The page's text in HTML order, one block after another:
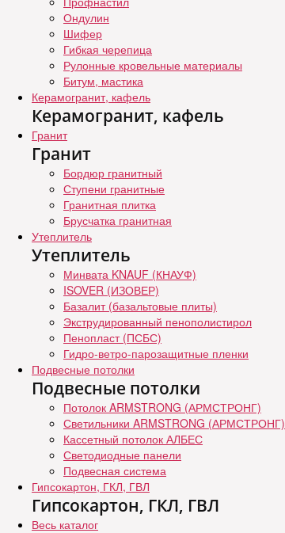
Ондулин
Шифер
Гибкая черепица
Рулонные кровельные материалы
Битум, мастика
Керамогранит, кафель
Керамогранит, кафель
Гранит
Гранит
Бордюр гранитный
Ступени гранитные
Гранитная плитка
Брусчатка гранитная
Утеплитель
Утеплитель
Минвата KNAUF (КНАУФ)
ISOVER (ИЗОВЕР)
Базалит (базальтовые плиты)
Экструдированный пенополистирол
Пенопласт (ПСБС)
Гидро-ветро-парозащитные пленки
Подвесные потолки
Подвесные потолки
Потолок ARMSTRONG (АРМСТРОНГ)
Светильники ARMSTRONG (АРМСТРОНГ)
Кассетный потолок АЛБЕС
Светодиодные панели
Подвесная система
Гипсокартон, ГКЛ, ГВЛ
Гипсокартон, ГКЛ, ГВЛ
Весь каталог